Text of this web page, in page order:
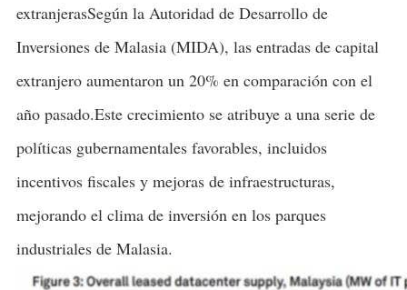
extranjerasSegún la Autoridad de Desarrollo de
Inversiones de Malasia (MIDA), las entradas de capital
extranjero aumentaron un 20% en comparación con el
año pasado.Este crecimiento se atribuye a una serie de
políticas gubernamentales favorables, incluidos
incentivos fiscales y mejoras de infraestructuras,
mejorando el clima de inversión en los parques
industriales de Malasia.